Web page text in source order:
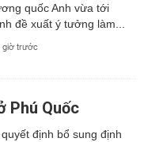
quốc Anh vừa tới
đề xuất ý tưởng làm...
giờ trước
Phú Quốc
định bổ sung định